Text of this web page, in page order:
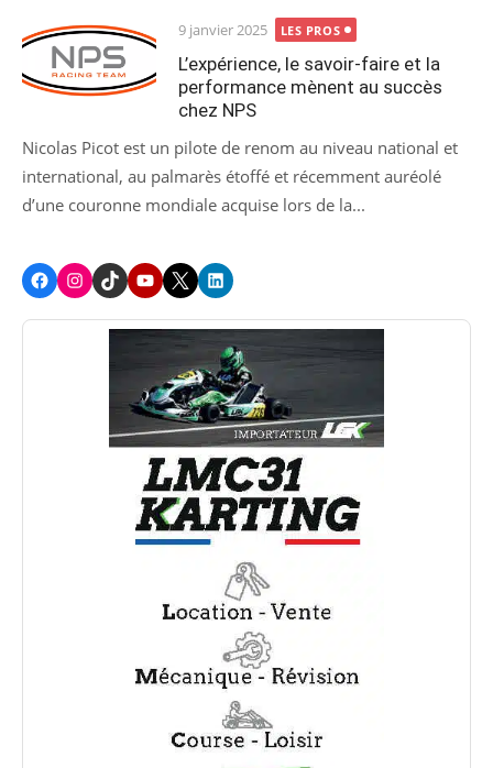
Posted
on
9 janvier 2025 LES PROS
L’expérience, le savoir-faire et la
performance mènent au succès
chez NPS
Nicolas Picot est un pilote de renom au niveau national et
international, au palmarès étoffé et récemment auréolé
d’une couronne mondiale acquise lors de la...
FacebookInstagram
TikTokYoutube
X LinkedIn